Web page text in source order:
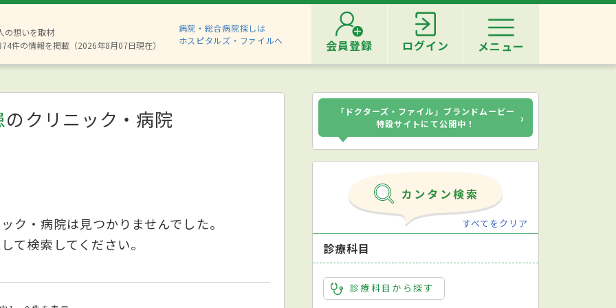
の想いを取材
件の情報を掲載（2026年8月07日現在）
病院・総合病院探しは
ホスピタルズ・ファイルへ
会員登録 ログイン メニュー
のクリニック・病院
ク・病院は見つかりませんでした。
て検索してください。
「ドクターズ・ファイル」ブランドムービー
特設サイトにて公開中！
›
すべてをクリア
診療科目
診療科目から探す